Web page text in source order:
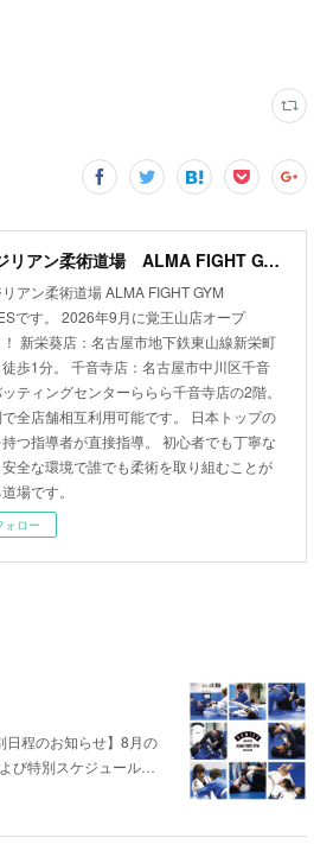
ブラジリアン柔術道場 ALMA FIGHT GYM HOMIES(ホーミーズ)
アン柔術道場 ALMA FIGHT GYM
です。 2026年9月に覚王山店オープ
新栄葵店：名古屋市地下鉄東山線新栄町
歩1分。 千音寺店：名古屋市中川区千音
ティングセンターららら千音寺店の2階。
全店舗相互利用可能です。 日本トップの
つ指導者が直接指導。 初心者でも丁寧な
全な環境で誰でも柔術を取り組むことが
場です。
ォロー
日程のお知らせ】8月の
び特別スケジュール…